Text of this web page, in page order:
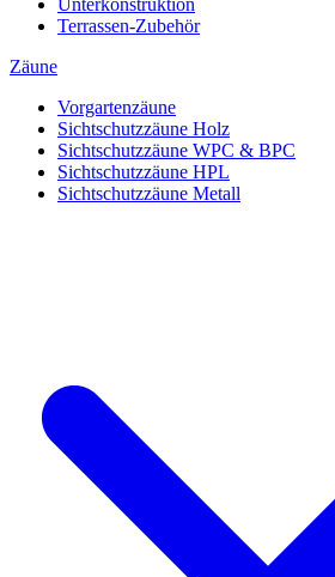
Unterkonstruktion
Terrassen-Zubehör
Zäune
Vorgartenzäune
Sichtschutzzäune Holz
Sichtschutzzäune WPC & BPC
Sichtschutzzäune HPL
Sichtschutzzäune Metall